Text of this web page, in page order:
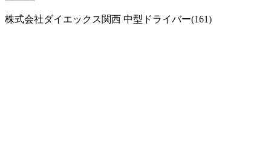
株式会社ダイエックス関西 中型ドライバー(161)